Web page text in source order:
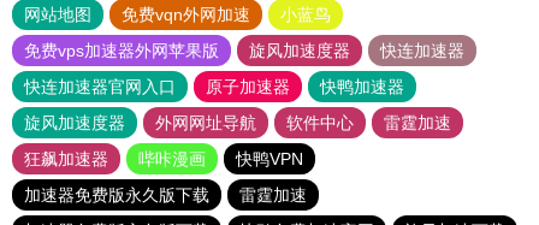
网站地图 免费vqn外网加速
小蓝鸟
免费vps加速器外网苹果版
旋风加速度器
快连加速器
快连加速器官网入口
原子加速器
快鸭加速器
旋风加速度器
外网网址导航 软件中心
雷霆加速
狂飙加速器
哔咔漫画
快鸭VPN
加速器免费版永久版下载
雷霆加速